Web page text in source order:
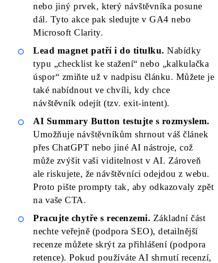
nebo jiný prvek, který návštěvníka posune
dál. Tyto akce pak sledujte v GA4 nebo
Microsoft Clarity.
Lead magnet patří i do titulku. Nabídky
typu „checklist ke stažení“ nebo „kalkulačka
úspor“ zmiňte už v nadpisu článku. Můžete je
také nabídnout ve chvíli, kdy chce
návštěvník odejít (tzv. exit-intent).
AI Summary Button testujte s rozmyslem.
Umožňuje návštěvníkům shrnout váš článek
přes ChatGPT nebo jiné AI nástroje, což
může zvýšit vaši viditelnost v AI. Zároveň
ale riskujete, že návštěvníci odejdou z webu.
Proto pište prompty tak, aby odkazovaly zpět
na vaše CTA.
Pracujte chytře s recenzemi. Základní část
nechte veřejně (podpora SEO), detailnější
recenze můžete skrýt za přihlášení (podpora
retence). Pokud používáte AI shrnutí recenzí,